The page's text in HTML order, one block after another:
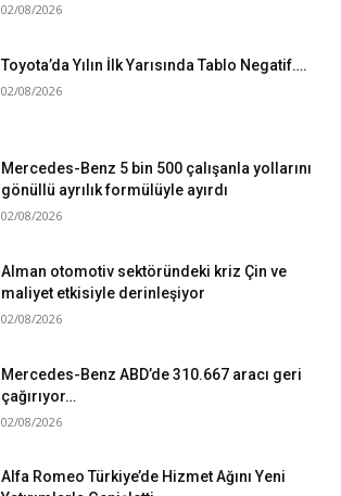
02/08/2026
Toyota’da Yılın İlk Yarısında Tablo Negatif….
02/08/2026
Mercedes-Benz 5 bin 500 çalışanla yollarını
gönüllü ayrılık formülüyle ayırdı
02/08/2026
Alman otomotiv sektöründeki kriz Çin ve
maliyet etkisiyle derinleşiyor
02/08/2026
Mercedes-Benz ABD’de 310.667 aracı geri
çağırıyor…
02/08/2026
Alfa Romeo Türkiye’de Hizmet Ağını Yeni